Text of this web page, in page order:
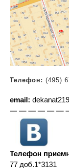
Телефон: (495)
email:
— — — — — —
Телефон
77 доб.1*3131